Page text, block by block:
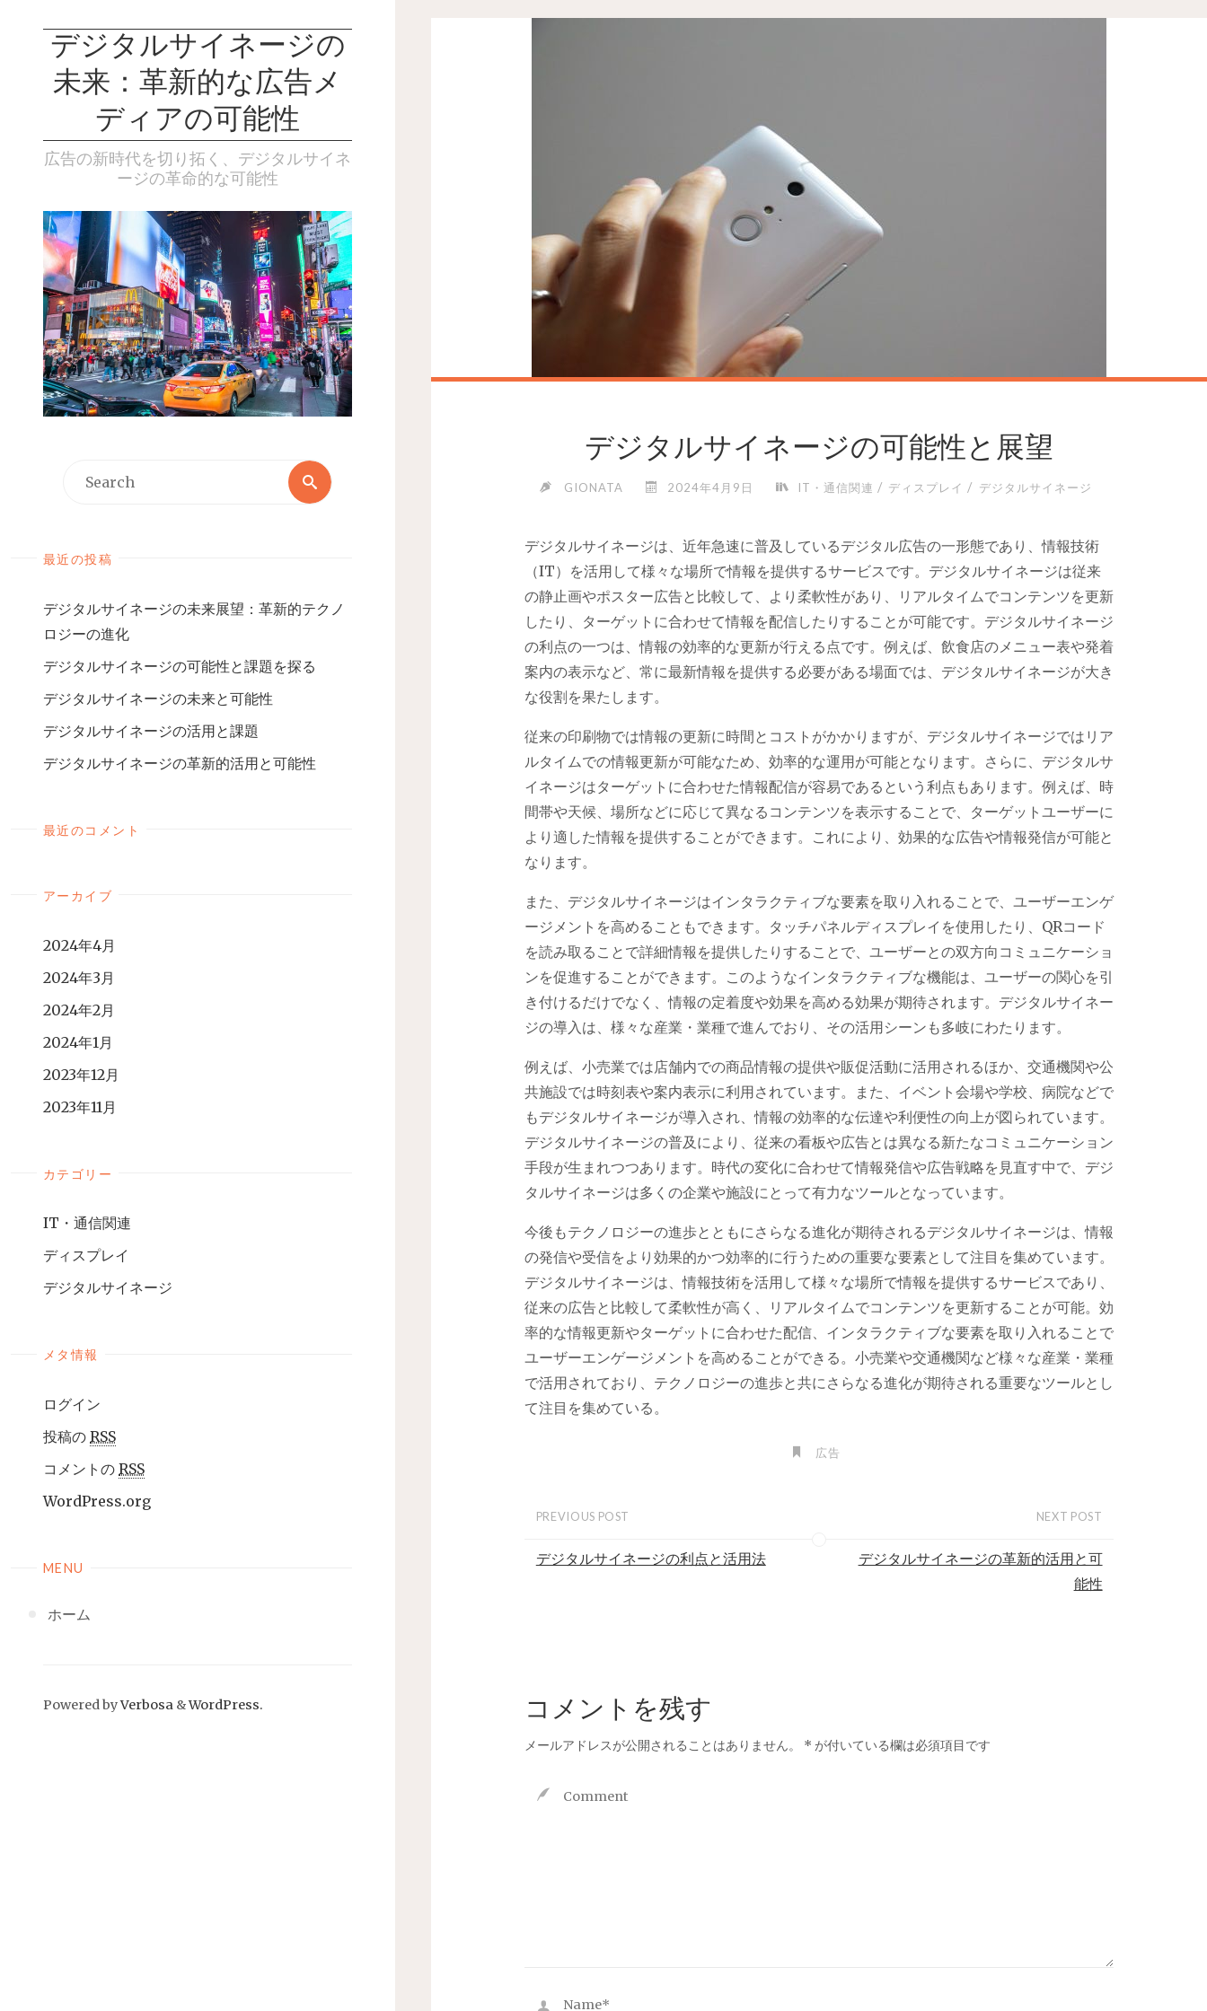
デジタルサイネージの
未来：革新的な広告メ
ディアの可能性
広告の新時代を切り拓く、デジタルサイネ
ージの革命的な可能性
最近の投稿
デジタルサイネージの未来展望：革新的テクノ
ロジーの進化
デジタルサイネージの可能性と課題を探る
デジタルサイネージの未来と可能性
デジタルサイネージの活用と課題
デジタルサイネージの革新的活用と可能性
最近のコメント
アーカイブ
2024年4月
2024年3月
2024年2月
2024年1月
2023年12月
2023年11月
カテゴリー
IT・通信関連
ディスプレイ
デジタルサイネージ
メタ情報
ログイン
投稿の RSS
コメントの RSS
WordPress.org
MENU
ホーム
Powered byVerbosa &WordPress.
デジタルサイネージの可能性と展望
GIONATA 2024年4月9日 IT・通信関連 / ディスプレイ / デジタルサイネージ
デジタルサイネージは、近年急速に普及しているデジタル広告の一形態であり、情報技術
（IT）を活用して様々な場所で情報を提供するサービスです。 デジタルサイネージは従来
の静止画やポスター広告と比較して、より柔軟性があり、リアルタイムでコンテンツを更新
したり、ターゲットに合わせて情報を配信したりすることが可能です。デジタルサイネージ
の利点の一つは、情報の効率的な更新が行える点です。例えば、飲食店のメニュー表や発着
案内の表示など、常に最新情報を提供する必要がある場面では、デジタルサイネージが大き
な役割を果たします。
従来の印刷物では情報の更新に時間とコストがかかりますが、デジタルサイネージではリア
ルタイムでの情報更新が可能なため、効率的な運用が可能となります。さらに、デジタルサ
イネージはターゲットに合わせた情報配信が容易であるという利点もあります。例えば、時
間帯や天候、場所などに応じて異なるコンテンツを表示することで、ターゲットユーザーに
より適した情報を提供することができます。これにより、効果的な広告や情報発信が可能と
なります。
また、デジタルサイネージはインタラクティブな要素を取り入れることで、ユーザーエンゲ
ージメントを高めることもできます。タッチパネルディスプレイを使用したり、QRコード
を読み取ることで詳細情報を提供したりすることで、ユーザーとの双方向コミュニケーショ
ンを促進することができます。このようなインタラクティブな機能は、ユーザーの関心を引
き付けるだけでなく、情報の定着度や効果を高める効果が期待されます。デジタルサイネー
ジの導入は、様々な産業・業種で進んでおり、その活用シーンも多岐にわたります。
例えば、小売業では店舗内での商品情報の提供や販促活動に活用されるほか、交通機関や公
共施設では時刻表や案内表示に利用されています。また、イベント会場や学校、病院などで
もデジタルサイネージが導入され、情報の効率的な伝達や利便性の向上が図られています。
デジタルサイネージの普及により、従来の看板や広告とは異なる新たなコミュニケーション
手段が生まれつつあります。時代の変化に合わせて情報発信や広告戦略を見直す中で、デジ
タルサイネージは多くの企業や施設にとって有力なツールとなっています。
今後もテクノロジーの進歩とともにさらなる進化が期待されるデジタルサイネージは、情報
の発信や受信をより効果的かつ効率的に行うための重要な要素として注目を集めています。
デジタルサイネージは、情報技術を活用して様々な場所で情報を提供するサービスであり、
従来の広告と比較して柔軟性が高く、リアルタイムでコンテンツを更新することが可能。効
率的な情報更新やターゲットに合わせた配信、インタラクティブな要素を取り入れることで
ユーザーエンゲージメントを高めることができる。小売業や交通機関など様々な産業・業種
で活用されており、テクノロジーの進歩と共にさらなる進化が期待される重要なツールとし
て注目を集めている。
広告
PREVIOUS POST
デジタルサイネージの利点と活用法
NEXT POST
デジタルサイネージの革新的活用と可
能性
コメントを残す
メールアドレスが公開されることはありません。 * が付いている欄は必須項目です